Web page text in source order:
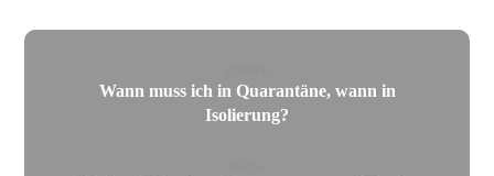
Wann muss ich in Quarantäne, wann in
Isolierung?